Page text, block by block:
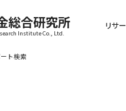
総合研究所
Institute Co., Ltd.
リサ
ト検索